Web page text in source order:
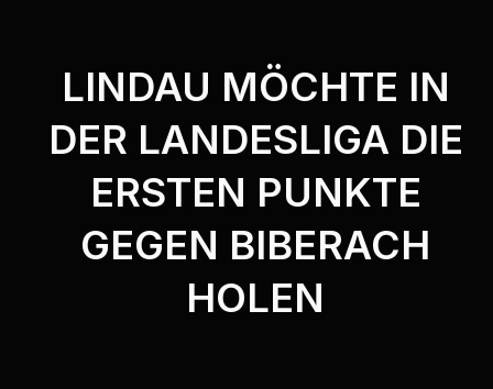
LINDAU MÖCHTE IN
DER LANDESLIGA DIE
ERSTEN PUNKTE
GEGEN BIBERACH
HOLEN